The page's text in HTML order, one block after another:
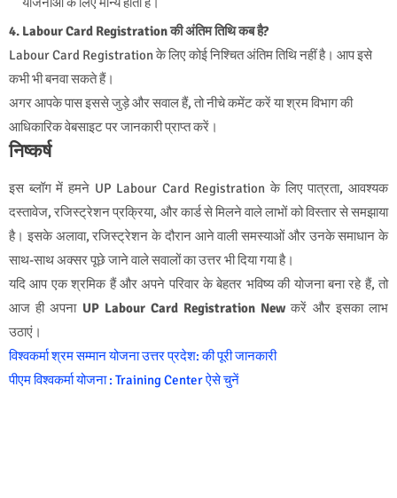
4. Labour Card Registration की अंतिम तिथि कब है?
Labour Card Registration के लिए कोई निश्चित अंतिम तिथि नहीं है। आप इसे
कभी भी बनवा सकते हैं।
अगर आपके पास इससे जुड़े और सवाल हैं, तो नीचे कमेंट करें या श्रम विभाग की
आधिकारिक वेबसाइट पर जानकारी प्राप्त करें।
निष्कर्ष
इस ब्लॉग में हमने UP Labour Card Registration के लिए पात्रता, आवश्यक
दस्तावेज, रजिस्ट्रेशन प्रक्रिया, और कार्ड से मिलने वाले लाभों को विस्तार से समझाया
है। इसके अलावा, रजिस्ट्रेशन के दौरान आने वाली समस्याओं और उनके समाधान के
साथ-साथ अक्सर पूछे जाने वाले सवालों का उत्तर भी दिया गया है।
यदि आप एक श्रमिक हैं और अपने परिवार के बेहतर भविष्य की योजना बना रहे हैं, तो
आज ही अपना UP Labour Card Registration New करें और इसका लाभ
उठाएं।
विश्वकर्मा श्रम सम्मान योजना उत्तर प्रदेश: की पूरी जानकारी
पीएम विश्वकर्मा योजना : Training Center ऐसे चुनें